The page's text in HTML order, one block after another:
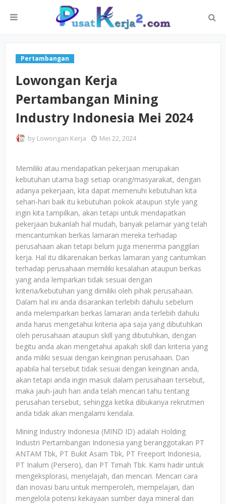
Pertambangan
Lowongan Kerja
Pertambangan Mining
Industry Indonesia Mei 2024
by Lowongan Kerja Mei 22, 2024
Memiliki atau mendapatkan pekerjaan merupakan
kebutuhan utama bagi setiap orang/masyarakat, dengan
adanya pekerjaan, kita dapat memenuhi kebutuhan kita
sehari-hari baik itu kebutuhan pokok ataupun style yang
ingin kita tampilkan, akan tetapi untuk mendapatkan
pekerjaan bukanlah hal mudah, banyak pelamar yang telah
mencantumkan berkas lamaran mereka terhadap
perusahaan akan tetapi belum juga menerima panggilan
kerja. Hal itu dikarenakan berkas lamaran yang cantumkan
terhadap perusahaan memiliki kesalahan ataupun berkas
yang anda lemparkan tidak sesuai dengan
kriteria/kebutuhan yang dimiliki oleh pihak perusahaan.
Dalam hal ini anda disarankan terlebih dahulu sebelum
anda melemparkan berkas lamaran anda terlebih dahulu
anda harus mengetahui kriteria apa saja yang dibutuhkan
oleh perusahaan ataupun skill yang dibutuhkan, dengan
begitu anda akan mengetahui apakah skill dan kriteria yang
anda miliki sesuai dengan keinginan perusahaan. Dan
apabila hal tersebut tidak sesuai dengan keinginan anda,
akan tetapi anda ingin masuk dalam perusahaan tersebut,
maka jauh-jauh hari anda telah mencari tahu tentang
perusahan tersebut, sehingga ketika dibukanya rekrutmen
anda tidak akan mengalami kendala.
Mining Industry Indonesia (MIND ID) adalah Holding
Industri Pertambangan Indonesia yang beranggotakan PT
ANTAM Tbk, PT Bukit Asam Tbk, PT Freeport Indonesia,
PT Inalum (Persero), dan PT Timah Tbk. Kami hadir untuk
mengeksplorasi, menjelajah, dan mencari. Mencari cara
dan inovasi baru untuk memperoleh, mempelajari, dan
mengelola potensi kekayaan sumber daya mineral dan